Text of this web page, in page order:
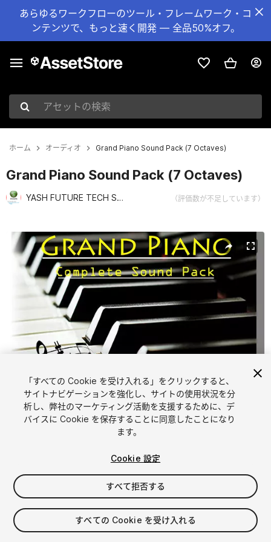
あらゆるワークフローのツール・フレームワーク・コ
ンテンツで、もっと速く開発 — 全品50%オフ。
アセットの検索
ホーム オーディオ Grand Piano Sound Pack (7 Octaves)
Grand Piano Sound Pack (7 Octaves)
YASH FUTURE TECH SOLUTIONS PVT LTD （評価数が不足しています）
現在のスライド：1 / 1
1/1
$50
「すべての Cookie を受け入れる」をクリックすると、
サイトナビゲーションを強化し、サイトの使用状況を分
析し、弊社のマーケティング活動を支援するために、デ
バイスに Cookie を保存することに同意したことになり
ます。
Cookie 設定
すべて拒否する
すべての Cookie を受け入れる